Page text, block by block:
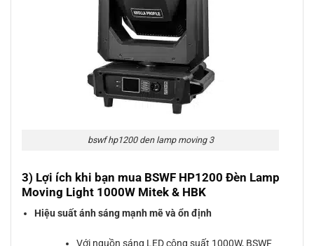
bswf hp1200 den lamp moving 3
3) Lợi ích khi bạn mua BSWF HP1200 Đèn Lamp
Moving Light 1000W Mitek & HBK
Hiệu suất ánh sáng mạnh mẽ và ổn định
Với nguồn sáng LED công suất 1000W, BSWF